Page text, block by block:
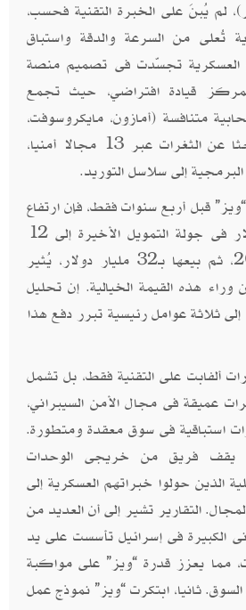
لم يُبنَ على الخبرة التقنية فحسب،
تُعلى من السرعة والدقة واستباق
العسكرية تجسّدت فى تصميم منصة
قيادة افتراضي، حيث تجمع
متنافسة (أمازون، مايكروسوفت،
جوجل)، وتفحصها بحثا عن الثغرات عبر 13 مجالا أمنيا،
إلى سلاسل التوريد.
قبل أربع سنوات فقط، فإن ارتفاع
تقييمها من مليار دولار فى جولة التمويل الأخيرة إلى 12
مليار دولار فى 2024، ثم بيعها بـ32 مليار دولار، يُثير
وراء هذه القيمة الخيالية. إن تحليل
ثلاثة عوامل رئيسية تبرر دفع هذا
ألفابت على التقنية فقط، بل تشمل
عميقة فى مجال الأمن السيبراني،
استباقية فى سوق معقدة ومتطورة.
يقف فريق من خريجى الوحدات
الذين حولوا خبراتهم العسكرية إلى
التقارير تشير إلى أن العديد من
الكبيرة فى إسرائيل تأسست على يد
مما يعزز قدرة “ويز” على مواكبة
ثانيا، ابتكرت “ويز” نموذج عمل